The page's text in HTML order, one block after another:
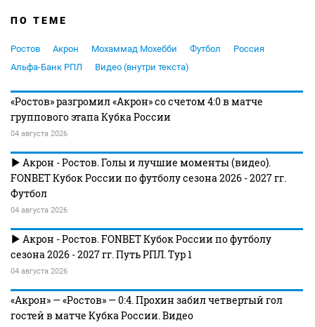
ПО ТЕМЕ
Ростов Акрон Мохаммад Мохебби Футбол
Россия
Альфа-Банк РПЛ
Видео (внутри текста)
«Ростов» разгромил «Акрон» со счетом 4:0 в матче
группового этапа Кубка России
04 августа 2026
Акрон - Ростов. Голы и лучшие моменты (видео).
FONBET Кубок России по футболу сезона 2026 - 2027 гг.
Футбол
04 августа 2026
Акрон - Ростов. FONBET Кубок России по футболу
сезона 2026 - 2027 гг. Путь РПЛ. Тур 1
04 августа 2026
«Акрон» — «Ростов» — 0:4. Прохин забил четвертый гол
гостей в матче Кубка России. Видео